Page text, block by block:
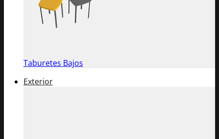
Taburetes Bajos
Exterior